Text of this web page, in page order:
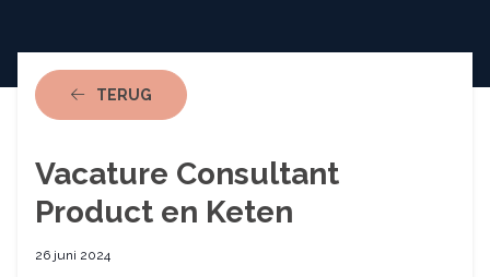
TERUGNAAR ACTUEEL
Vacature Consultant
Product en Keten
26 juni 2024